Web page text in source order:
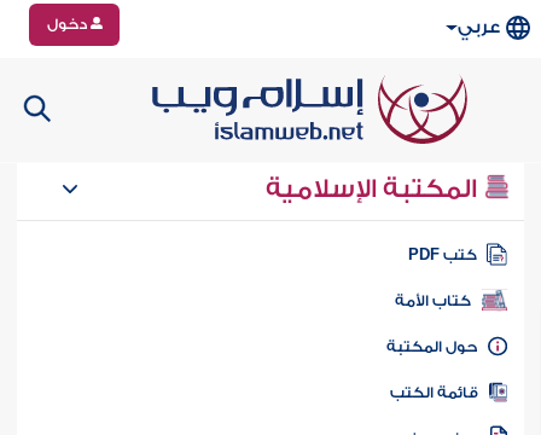
عربي دخول
المكتبة الإسلامية
كتب PDF
كتاب الأمة
المكتبة